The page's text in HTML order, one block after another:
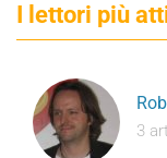
I lettori più
3